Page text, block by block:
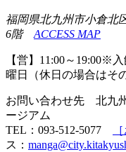
福岡県北九州市小倉北
6階 ACCESS MAP
【営】11:00～19:00※
曜日（休日の場合はそ
お問い合わせ先 北九
ージアム
TEL：093-512-5077
ス：